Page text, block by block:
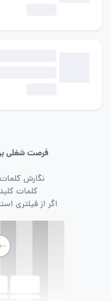
فرصت شغلی
نگارش
کلمات
اگر از فیلتری